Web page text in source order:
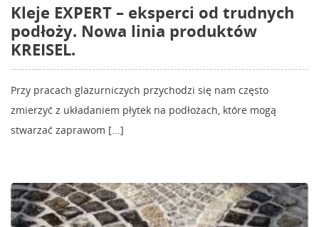
Kleje EXPERT – eksperci od trudnych
podłoży. Nowa linia produktów
KREISEL.
Przy pracach glazurniczych przychodzi się nam często
zmierzyć z układaniem płytek na podłożach, które mogą
stwarzać zaprawom [...]